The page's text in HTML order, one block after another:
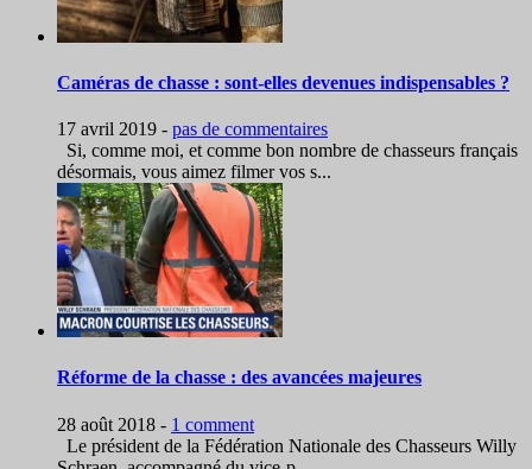
Caméras de chasse : sont-elles devenues indispensables ?
17 avril 2019 - pas de commentaires
Si, comme moi, et comme bon nombre de chasseurs français
désormais, vous aimez filmer vos s...
Réforme de la chasse : des avancées majeures
28 août 2018 - 1 comment
Le président de la Fédération Nationale des Chasseurs Willy